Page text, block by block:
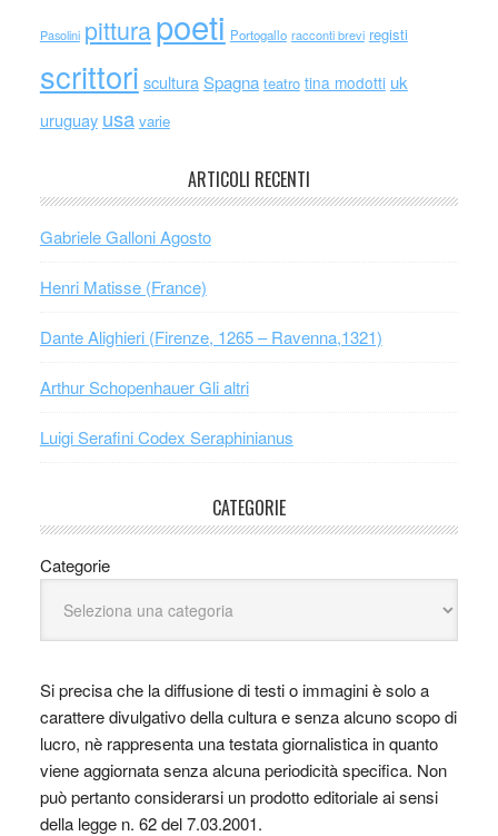
Pasolini pitturapoeti Portogallo racconti brevi registi
scrittori scultura Spagna teatro tina modotti uk
uruguay usa varie
ARTICOLI RECENTI
Gabriele Galloni Agosto
Henri Matisse (France)
Dante Alighieri (Firenze, 1265 – Ravenna,1321)
Arthur Schopenhauer Gli altri
Luigi Serafini Codex Seraphinianus
CATEGORIE
Categorie
Si precisa che la diffusione di testi o immagini è solo a
carattere divulgativo della cultura e senza alcuno scopo di
lucro, nè rappresenta una testata giornalistica in quanto
viene aggiornata senza alcuna periodicità specifica. Non
può pertanto considerarsi un prodotto editoriale ai sensi
della legge n. 62 del 7.03.2001.